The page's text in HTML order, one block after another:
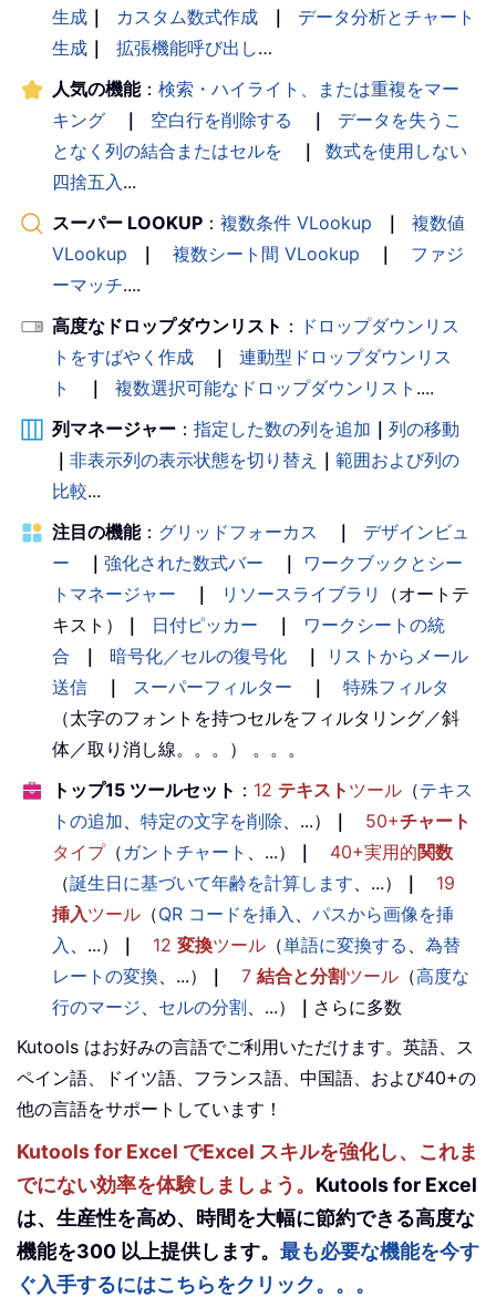
生成 ｜ カスタム数式作成 ｜
データ分析とチャート
生成 ｜ 拡張機能呼び出し…
人気の機能： 検索・ハイライト、または重複をマー
キング
｜ 空白行を削除する ｜
データを失うこ
となく列の結合またはセルを
｜
数式を使用しない
四捨五入 ...
スーパー LOOKUP ： 複数条件 VLookup ｜
複数値
VLookup
｜ 複数シート間 VLookup ｜
ファジ
ーマッチ....
高度なドロップダウンリスト ： ドロップダウンリス
トをすばやく作成
｜
連動型ドロップダウンリス
ト
｜ 複数選択可能なドロップダウンリスト ....
列マネージャー ： 指定した数の列を追加 ｜ 列の移動
｜ 非表示列の表示状態を切り替え ｜ 範囲および列の
比較...
注目の機能： グリッドフォーカス ｜
デザインビュ
ー
｜ 強化された数式バー ｜
ワークブックとシー
トマネージャー
｜ リソースライブラリ
（オートテ
キスト）
｜ 日付ピッカー ｜
ワークシートの統
合
｜ 暗号化／セルの復号化 ｜
リストからメール
送信
｜ スーパーフィルター ｜
特殊フィルタ
（太字のフォントを持つセルをフィルタリング／斜
体／取り消し線。。。） 。。。
トップ15 ツールセット ： 12 テキスト ツール （テキス
トの追加
特定の文字を削除 、...） ｜ 50+チャート
タイプ（ ガントチャート 、...） ｜ 40+実用的関数
（誕生日に基づいて年齢を計算します 、...） ｜
19
挿入ツール （QR コードを挿入
パスから画像を挿
入
、...） ｜ 12 変換ツール （単語に変換する
為替
レートの変換 、...） ｜ 7 結合と分割ツール （高度な
行のマージ
セルの分割 、...） ｜ さらに多数
Kutools はお好みの言語でご利用いただけます。英語、ス
ペイン語、ドイツ語、フランス語、中国語、および40+の
他の言語をサポートしています！
Kutools for Excel でExcel スキルを強化し、これま
でにない効率を体験しましょう。 Kutools for Excel
は、生産性を高め、時間を大幅に節約できる高度な
機能を300 以上提供します。 最も必要な機能を今す
ぐ入手するにはこちらをクリック。。。